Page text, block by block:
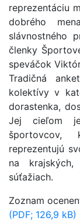
reprezentáciu
dobrého
slávnostného
členky
speváčok
Tradičná
kolektívy v
dorastenka,
Jej cieľom
športovcov,
reprezentujú
na krajských,
súťažiach.
Zoznam
(PDF; 126,9 kB)